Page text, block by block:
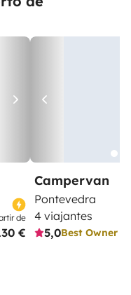
de
€
Campervan
Pontevedra
4 viajantes
5,0Best Owner